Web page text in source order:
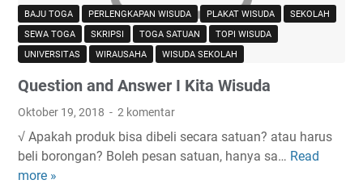
o
d
o
h
a
i
s
BAJU TOGA PERLENGKAPAN WISUDA PLAKAT WISUDA
SEKOLAH
SEWA TOGA
SKRIPSI TOGA SATUAN
TOPI WISUDA
UNIVERSITAS
WIRAUSAHA WISUDA SEKOLAH
Question and Answer I Kita Wisuda
Oktober 19, 2018 2 komentar
√ Apakah produk bisa dibeli secara satuan? atau harus
beli borongan? Boleh pesan satuan, hanya sa… Read
more »
Q